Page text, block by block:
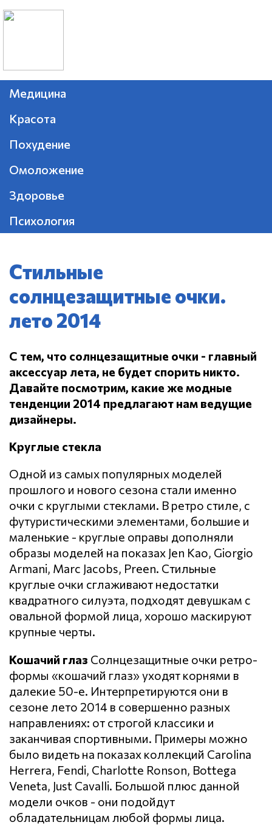
Медицина
Красота
Похудение
Омоложение
Здоровье
Психология
Стильные
солнцезащитные очки.
лето 2014
С тем, что солнцезащитные очки - главный
аксессуар лета, не будет спорить никто.
Давайте посмотрим, какие же модные
тенденции 2014 предлагают нам ведущие
дизайнеры.
Круглые стекла
Одной из самых популярных моделей
прошлого и нового сезона стали именно
очки с круглыми стеклами. В ретро стиле, с
футуристическими элементами, большие и
маленькие - круглые оправы дополняли
образы моделей на показах Jen Kao, Giorgio
Armani, Marc Jacobs, Preen. Стильные
круглые очки сглаживают недостатки
квадратного силуэта, подходят девушкам с
овальной формой лица, хорошо маскируют
крупные черты.
Кошачий глаз Солнцезащитные очки ретро-
формы «кошачий глаз» уходят корнями в
далекие 50-е. Интерпретируются они в
сезоне лето 2014 в совершенно разных
направлениях: от строгой классики и
заканчивая спортивными. Примеры можно
было видеть на показах коллекций Carolina
Herrera, Fendi, Charlotte Ronson, Bottega
Veneta, Just Cavalli. Большой плюс данной
модели очков - они подойдут
обладательницам любой формы лица.